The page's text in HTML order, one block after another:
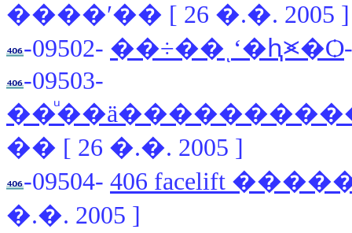
����ʹ�� [ 26 �.�. 2005 ]
-09502- ��÷��ͺʻ�ԧ⪤�Ѻ
-09503-
�� [ 26 �.�. 2005 ]
-09504- 406 facelift
�.�. 2005 ]